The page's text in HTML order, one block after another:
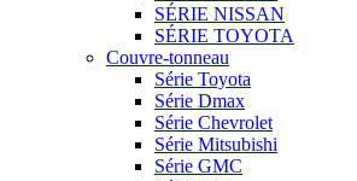
SÉRIE NISSAN
SÉRIE TOYOTA
Couvre-tonneau
Série Toyota
Série Dmax
Série Chevrolet
Série Mitsubishi
Série GMC